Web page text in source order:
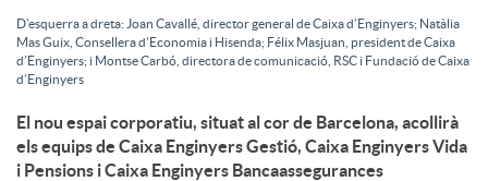
D’esquerra a dreta: Joan Cavallé, director general de Caixa d’Enginyers; Natàlia
Mas Guix, Consellera d’Economia i Hisenda; Félix Masjuan, president de Caixa
d’Enginyers; i Montse Carbó, directora de comunicació, RSC i Fundació de Caixa
d’Enginyers
El nou espai corporatiu, situat al cor de Barcelona, acollirà
els equips de Caixa Enginyers Gestió, Caixa Enginyers Vida
i Pensions i Caixa Enginyers Bancaassegurances